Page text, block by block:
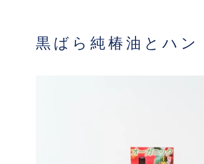
黒ばら純椿油とハン